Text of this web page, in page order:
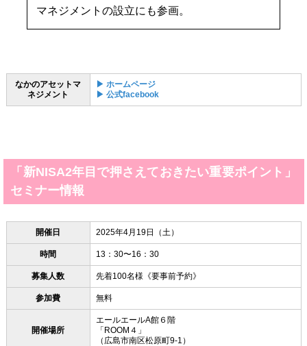
マネジメントの設立にも参画。
なかのアセットマ
ネジメント
▶︎ ホームページ
▶︎ 公式facebook
「新NISA2年目で押さえておきたい重要ポイント」
セミナー情報
開催日 2025年4月19日（土）
時間 13：30〜16：30
募集人数 先着100名様《要事前予約》
参加費 無料
開催場所
エールエールA館６階
「ROOM４」
（広島市南区松原町9-1）